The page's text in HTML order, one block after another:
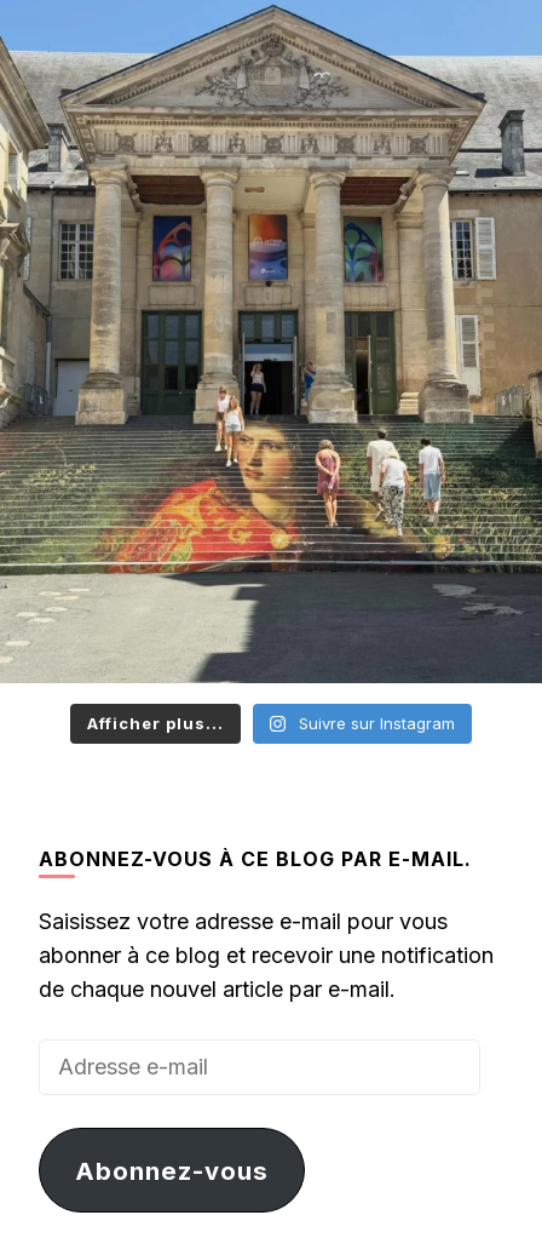
Afficher plus... Suivre sur Instagram
ABONNEZ-VOUS À CE BLOG PAR E-MAIL.
Saisissez votre adresse e-mail pour vous
abonner à ce blog et recevoir une notification
de chaque nouvel article par e-mail.
Adresse
mail
Abonnez-vous